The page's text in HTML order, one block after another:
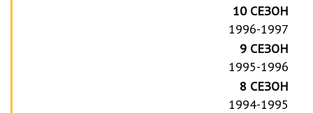
10 СЕЗОН
1996-1997
9 СЕЗОН
1995-1996
8 СЕЗОН
1994-1995